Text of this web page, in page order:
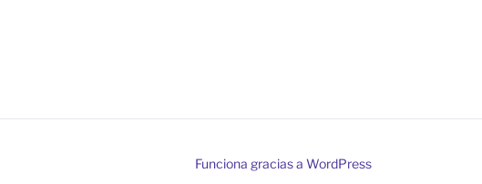
Funciona gracias a WordPress